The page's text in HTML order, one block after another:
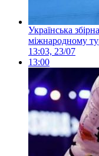
Українська
міжнародному
13:03, 23/07
13:00